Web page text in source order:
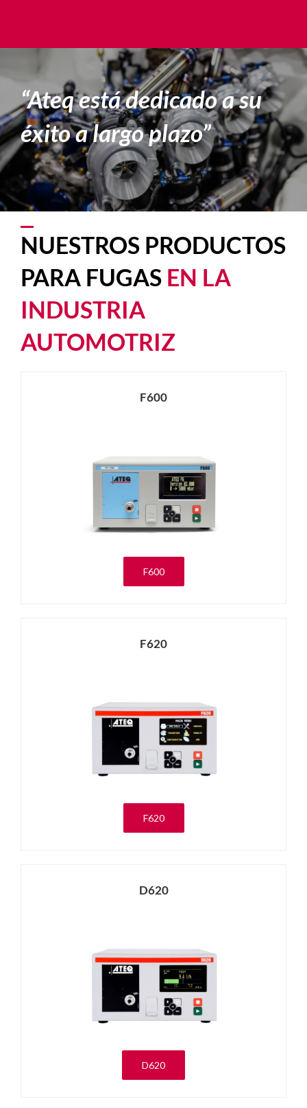
“Ateq está dedicado a su
éxito a largo plazo”
NUESTROS PRODUCTOS
PARA FUGAS EN LA
INDUSTRIA
AUTOMOTRIZ
F600
F600
F620
F620
D620
D620